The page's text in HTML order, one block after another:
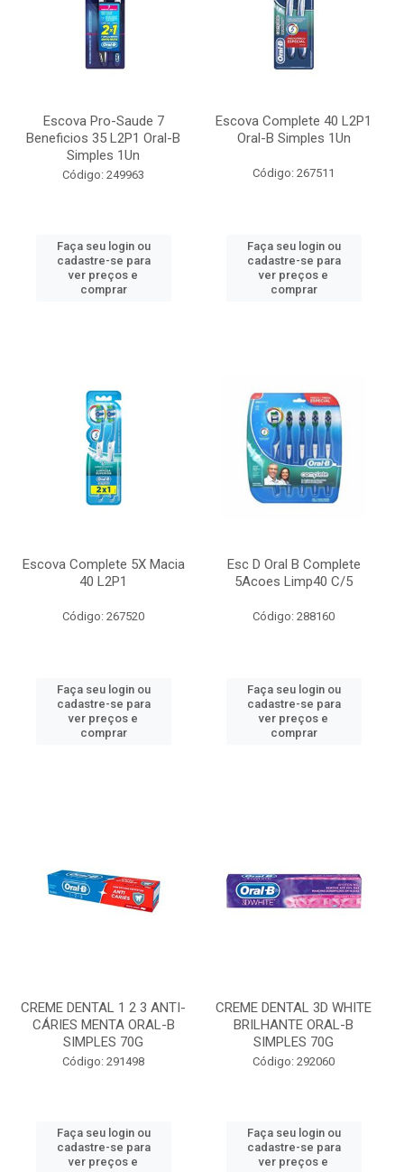
Escova Pro-Saude 7
Beneficios 35 L2P1 Oral-B
Simples 1Un
Código: 249963
Faça seu login ou
cadastre-se para
ver preços e
comprar
Escova Complete 40 L2P1
Oral-B Simples 1Un
Código: 267511
Faça seu login ou
cadastre-se para
ver preços e
comprar
Escova Complete 5X Macia
40 L2P1
Código: 267520
Faça seu login ou
cadastre-se para
ver preços e
comprar
Esc D Oral B Complete
5Acoes Limp40 C/5
Código: 288160
Faça seu login ou
cadastre-se para
ver preços e
comprar
CREME DENTAL 1 2 3 ANTI-
CÁRIES MENTA ORAL-B
SIMPLES 70G
Código: 291498
Faça seu login ou
cadastre-se para
ver preços e
CREME DENTAL 3D WHITE
BRILHANTE ORAL-B
SIMPLES 70G
Código: 292060
Faça seu login ou
cadastre-se para
ver preços e